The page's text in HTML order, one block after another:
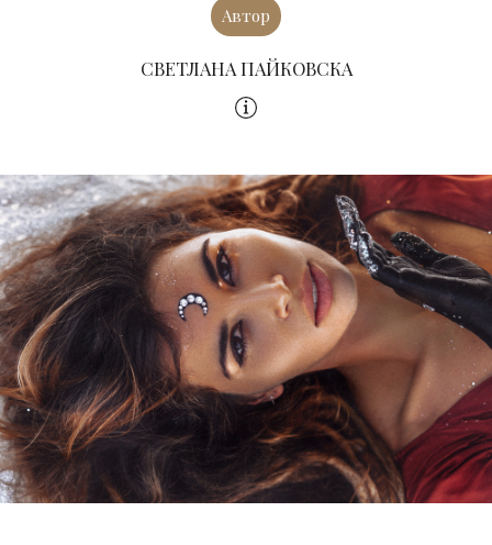
Автор
СВЕТЛАНА ПАЙКОВСКА